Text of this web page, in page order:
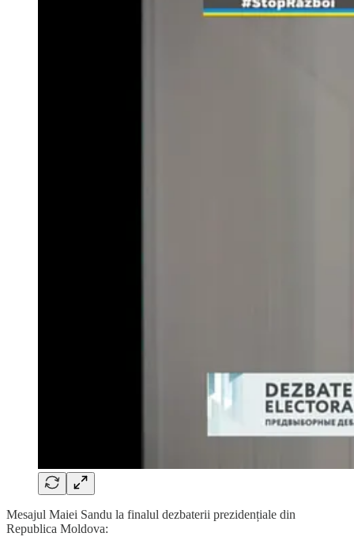
Mesajul Maiei Sandu la finalul dezbaterii prezidențiale din
Republica Moldova: